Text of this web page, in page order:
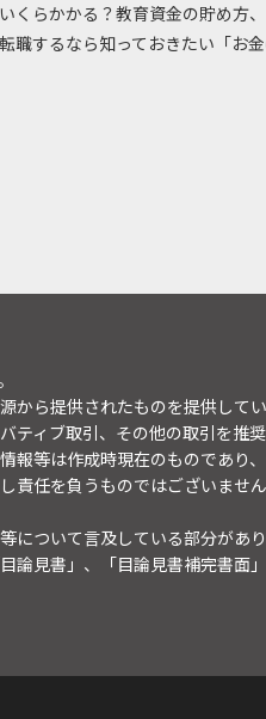
いくらかかる？教育資金の貯め方
転職するなら知っておきたい「お金
から提供されたものを提供し
ィブ取引、その他の取引を推
報等は作成時現在のものであり
責任を負うものではございま
について言及している部分があ
論見書」、「目論見書補完書面